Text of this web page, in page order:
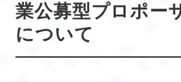
業公募型プロポー
について